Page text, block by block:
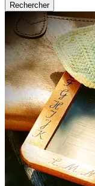
Rechercher